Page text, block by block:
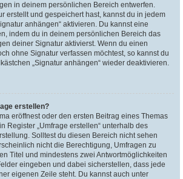
in deinem persönlichen Bereich entwerfen.
erstellt und gespeichert hast, kannst du in jedem
anhängen“ aktivieren. Du kannst eine
indem du in deinem persönlichen Bereich das
deiner Signatur aktivierst. Wenn du einen
ohne Signatur verfassen möchtest, so kannst du
„Signatur anhängen“ wieder deaktivieren.
erstellen?
eröffnest oder den ersten Beitrag eines Themas
Register „Umfrage erstellen“ unterhalb des
Solltest du diesen Bereich nicht sehen
nicht die Berechtigung, Umfragen zu
Titel und mindestens zwei Antwortmöglichkeiten
eingeben und dabei sicherstellen, dass jede
eigenen Zeile steht. Du kannst auch unter